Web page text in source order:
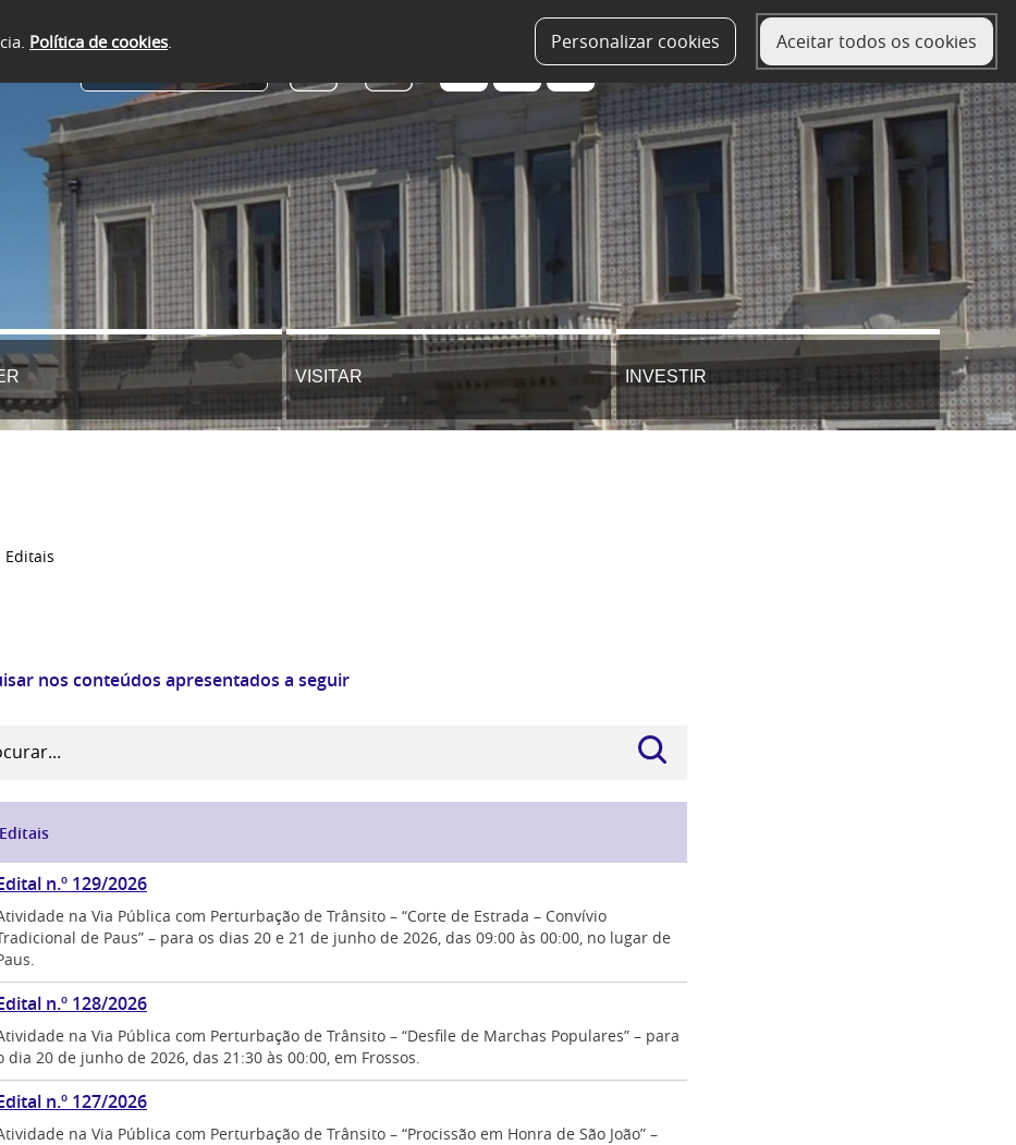
Política de cookies. Personalizar cookies
Aceitar todos os cookies
VISITAR INVESTIR
Editais
nos conteúdos apresentados a seguir
Editais
n.º 129/2026
na Via Pública com Perturbação de Trânsito – “Corte de Estrada – Convívio
de Paus” – para os dias 20 e 21 de junho de 2026, das 09:00 às 00:00, no lugar de
n.º 128/2026
na Via Pública com Perturbação de Trânsito – “Desfile de Marchas Populares” – para
dia 20 de junho de 2026, das 21:30 às 00:00, em Frossos.
n.º 127/2026
na Via Pública com Perturbação de Trânsito – “Procissão em Honra de São João” –